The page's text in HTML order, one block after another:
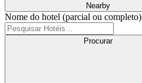
Nearby
Nome do hotel (parcial ou completo)
Procurar